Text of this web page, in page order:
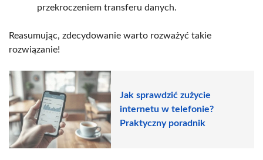
przekroczeniem transferu danych.
Reasumując, zdecydowanie warto rozważyć takie
rozwiązanie!
Jak sprawdzić zużycie
internetu w telefonie?
Praktyczny poradnik